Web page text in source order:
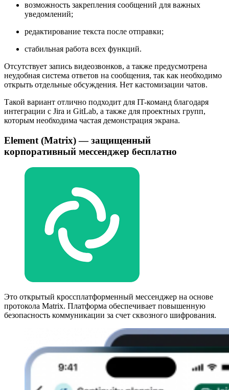
возможность закрепления сообщений для важных
уведомлений;
редактирование текста после отправки;
стабильная работа всех функций.
Отсутствует запись видеозвонков, а также предусмотрена
неудобная система ответов на сообщения, так как необходимо
открыть отдельные обсуждения. Нет кастомизации чатов.
Такой вариант отлично подходит для IT-команд благодаря
интеграции с Jira и GitLab, а также для проектных групп,
которым необходима частая демонстрация экрана.
Element (Matrix) — защищенный
корпоративный мессенджер бесплатно
Это открытый кроссплатформенный мессенджер на основе
протокола Matrix. Платформа обеспечивает повышенную
безопасность коммуникации за счет сквозного шифрования.